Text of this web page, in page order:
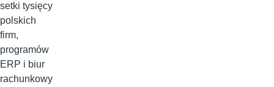
setki tysięcy
polskich
firm,
programów
ERP i biur
rachunkowy